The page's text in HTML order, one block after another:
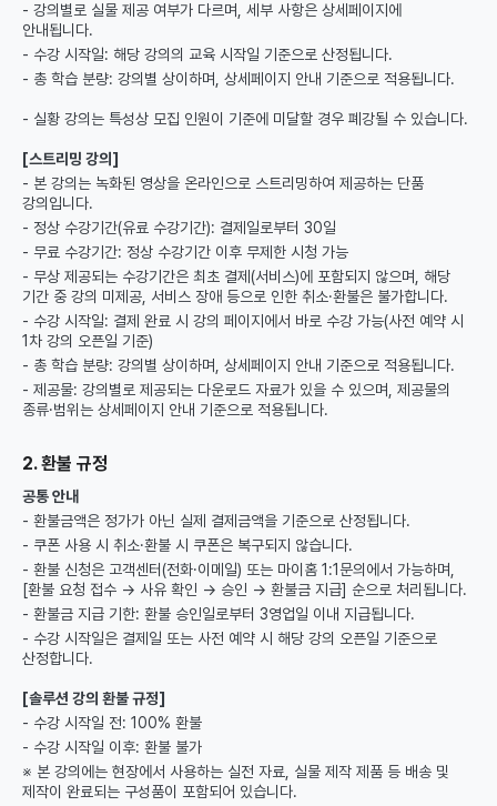
- 강의별로 실물 제공 여부가 다르며, 세부 사항은 상세페이지에
안내됩니다.
- 수강 시작일: 해당 강의의 교육 시작일 기준으로 산정됩니다.
- 총 학습 분량: 강의별 상이하며, 상세페이지 안내 기준으로 적용됩니다.
- 실황 강의는 특성상 모집 인원이 기준에 미달할 경우 폐강될 수 있습니다.
[스트리밍 강의]
- 본 강의는 녹화된 영상을 온라인으로 스트리밍하여 제공하는 단품
강의입니다.
- 정상 수강기간(유료 수강기간): 결제일로부터 30일
- 무료 수강기간: 정상 수강기간 이후 무제한 시청 가능
- 무상 제공되는 수강기간은 최초 결제(서비스)에 포함되지 않으며, 해당
기간 중 강의 미제공, 서비스 장애 등으로 인한 취소·환불은 불가합니다.
- 수강 시작일: 결제 완료 시 강의 페이지에서 바로 수강 가능(사전 예약 시
1차 강의 오픈일 기준)
- 총 학습 분량: 강의별 상이하며, 상세페이지 안내 기준으로 적용됩니다.
- 제공물: 강의별로 제공되는 다운로드 자료가 있을 수 있으며, 제공물의
종류·범위는 상세페이지 안내 기준으로 적용됩니다.
2. 환불 규정
공통 안내
- 환불금액은 정가가 아닌 실제 결제금액을 기준으로 산정됩니다.
- 쿠폰 사용 시 취소·환불 시 쿠폰은 복구되지 않습니다.
- 환불 신청은 고객센터(전화·이메일) 또는 마이홈 1:1문의에서 가능하며,
[환불 요청 접수 → 사유 확인 → 승인 → 환불금 지급] 순으로 처리됩니다.
- 환불금 지급 기한: 환불 승인일로부터 3영업일 이내 지급됩니다.
- 수강 시작일은 결제일 또는 사전 예약 시 해당 강의 오픈일 기준으로
산정합니다.
[솔루션 강의 환불 규정]
- 수강 시작일 전: 100% 환불
- 수강 시작일 이후: 환불 불가
※ 본 강의에는 현장에서 사용하는 실전 자료, 실물 제작 제품 등 배송 및
제작이 완료되는 구성품이 포함되어 있습니다.